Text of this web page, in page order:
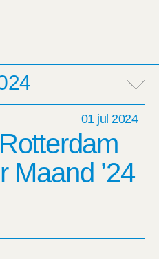
01 jul 2024
Maand ’24